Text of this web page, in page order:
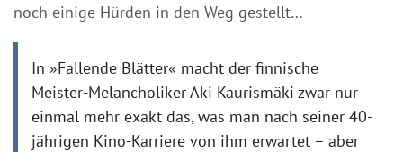
noch einige Hürden in den Weg gestellt…
In »Fallende Blätter« macht der finnische
Meister-Melancholiker Aki Kaurismäki zwar nur
einmal mehr exakt das, was man nach seiner 40-
jährigen Kino-Karriere von ihm erwartet – aber